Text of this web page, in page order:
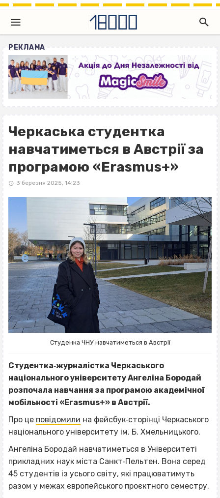
РЕКЛАМА
Черкаська студентка
навчатиметься в Австрії за
програмою «Erasmus+»
3 березня 2025, 14:23
Студенка ЧНУ навчатиметься в Австрії
Студентка‐журналістка Черкаського
національного університету Ангеліна Бородай
розпочала навчання за програмою академічної
мобільності «Erasmus+» в Австрії.
Про це повідомили на фейсбук‐сторінці Черкаського
національного університету ім. Б. Хмельницького.
Ангеліна Бородай навчатиметься в Університеті
прикладних наук міста Санкт‐Пельтен. Вона серед
45 студентів із усього світу, які працюватимуть
разом у межах європейського проєктного семестру.